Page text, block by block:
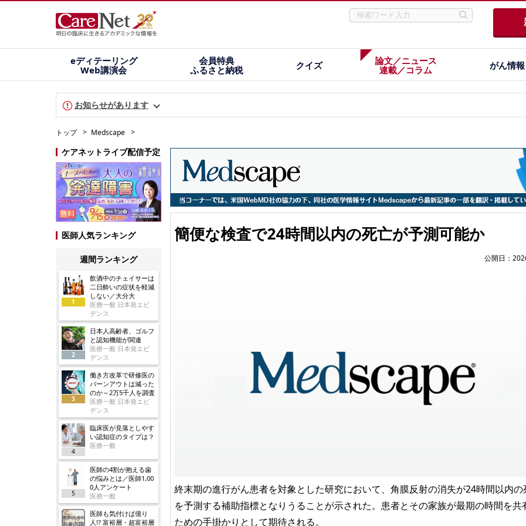
eディテーリング
Web講演会
会員特典
ふるさと納税
クイズ
論文／ニュース
連載／コラム
がん情報
お知らせがあります
トップ Medscape
ケアネットライブ配信予定
医師人気ランキング
週間ランキング
1
飲酒中のチェイサーは
二日酔いの症状を軽減
しない／大分大
医療一般 日本発エビ
デンス
2
日本人高齢者、ゴルフ
と認知機能が関連
医療一般 日本発エビ
デンス
3
働き方改革で研修医の
バーンアウトは減った
のか～2万5千人を調査
医療一般 日本発エビ
デンス
4
臨床医が見落としやす
い認知症のタイプは？
医療一般
5
医師の4割が抱える歯
の悩みとは／医師1,00
0人アンケート
医療一般
医師も気付けば億り
人!? 富裕層・超富裕層
簡便な検査で24時間以内の死亡が予測可能か
公開日：
終末期の進行がん患者を対象とした研究において、角膜反射の消失が24時間以内の
を予測する補助指標となりうることが示された。患者とその家族が最期の時間を共
ための手掛かりとして期待される。